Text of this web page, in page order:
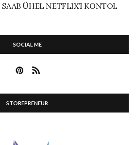
ÜHEL NETFLIX’I KONTOL
SOCIAL ME
STOREPRENEUR